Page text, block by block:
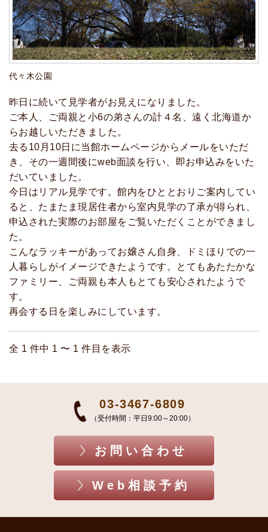
代々木公園
昨日に続いて見学者がお見えになりました。
ご本人、ご両親と小6の弟さんの計４名、遠く北海道か
らお越しいただきました。
去る10月10日に当館ホームページからメールをいただ
き、その一週間後にweb面談を行い、即お申込みをいた
だいていました。
今日はリアル見学です。館内をひととおりご案内してい
ると、たまたま現居住者から室内見学の了承が得られ、
申込された実際のお部屋をご覧いただくことができまし
た。
こんなラッキーがあってお嬢さん自身、ドミほりでの一
人暮らしがイメージできたようです。とてもあたたかな
ファミリー、ご両親も本人もとても安心されたようで
す。
再会する日を楽しみにしています。
全 1 件中 1 〜 1 件目を表示
03-3467-6809
（受付時間：平日9:00～20:00）
お問い合わせ
Web相談予約